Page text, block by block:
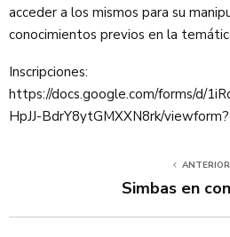
acceder a los mismos para su
conocimientos previos en la
Inscripciones:
https://docs.google.com/forms/d/
HpJJ-BdrY8ytGMXXN8rk/
ANTERIOR
Simbas en